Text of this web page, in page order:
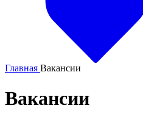
Главная Вакансии
Вакансии